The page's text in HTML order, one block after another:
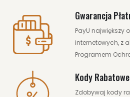
Gwarancja
PayU największy
internetowych, z
Programem
Kody Rabatowe
Zdobywaj kody